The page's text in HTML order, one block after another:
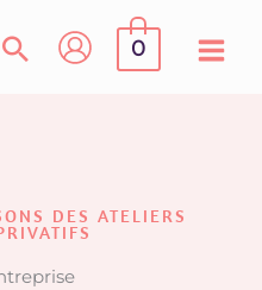
0
DES ATELIERS